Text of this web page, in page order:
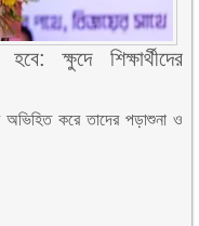
ক্ষুদে শিক্ষার্থীদের
অভিহিত করে তাদের পড়াশুনা ও